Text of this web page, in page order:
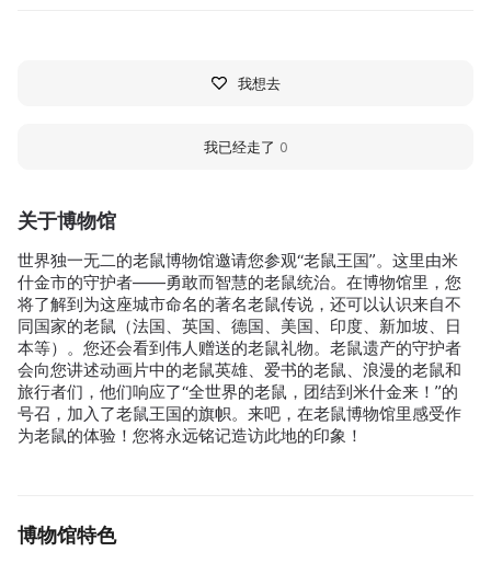
关于博物馆
世界独一无二的老鼠博物馆邀请您参观“老鼠王国”。这里由米
什金市的守护者——勇敢而智慧的老鼠统治。在博物馆里，您
将了解到为这座城市命名的著名老鼠传说，还可以认识来自不
同国家的老鼠（法国、英国、德国、美国、印度、新加坡、日
本等）。您还会看到伟人赠送的老鼠礼物。老鼠遗产的守护者
会向您讲述动画片中的老鼠英雄、爱书的老鼠、浪漫的老鼠和
旅行者们，他们响应了“全世界的老鼠，团结到米什金来！”的
号召，加入了老鼠王国的旗帜。来吧，在老鼠博物馆里感受作
为老鼠的体验！您将永远铭记造访此地的印象！
博物馆特色
我想去
我已经走了 0